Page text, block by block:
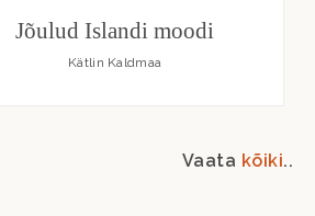
Jõulud Islandi moodi
Kätlin Kaldmaa
Vaata kõiki..